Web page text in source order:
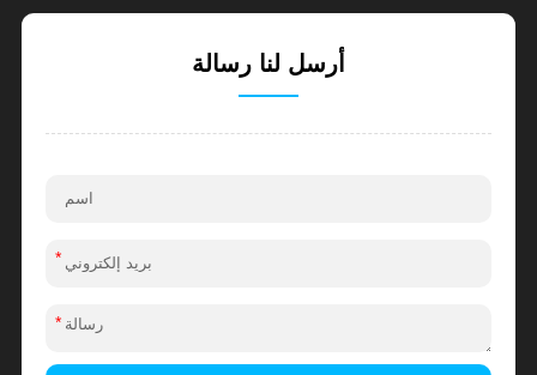
أرسل لنا رسالة
*
*